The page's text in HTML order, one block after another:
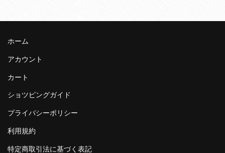
ホーム
アカウント
カート
ショツピングガイド
プライバシーポリシー
利用規約
特定商取引法に基づく表記